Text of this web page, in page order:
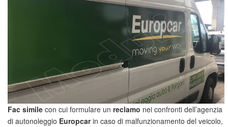
Fac simile con cui formulare unreclamo nei confronti dell’agenzia
di autonoleggio Europcarin caso di malfunzionamento del veicolo,